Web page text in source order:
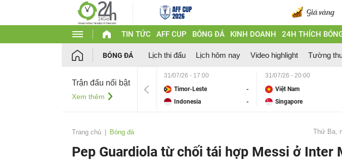
TIN TỨC AFF CUP BÓNG ĐÁ KINH DOANH 24H THÍCH
BÓNG ĐÁ Lịch thi đấu Lịch hôm nay Video highlight Tường
Trận đấu nổi bật
Xem thêm
31/07/26 - 17:00
Timor-Leste
-
Indonesia
-
31/07/26 - 20:00
Việt Nam
Singapore
Trang chủ Bóng đá Thứ Ba,
Pep Guardiola từ chối tái hợp Messi ở Inter